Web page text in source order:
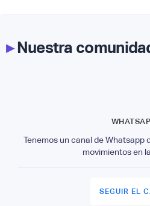
▸Nuestra
Tenemos un canal de Whatsapp
movimientos en
SEGUIR EL